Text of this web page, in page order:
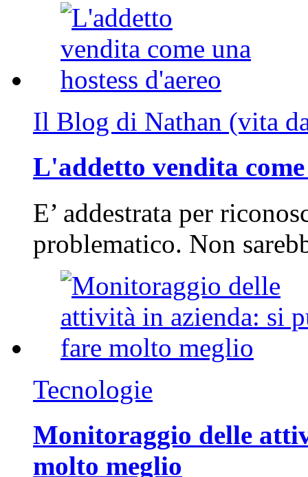
Il Blog di Nathan (vita
L'addetto vendita
E’ addestrata per
problematico. Non
Tecnologie
Monitoraggio delle
molto meglio